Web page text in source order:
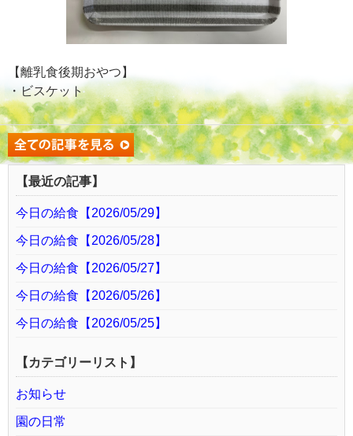
【離乳食後期おやつ】
・ビスケット
【最近の記事】
今日の給食【2026/05/29】
今日の給食【2026/05/28】
今日の給食【2026/05/27】
今日の給食【2026/05/26】
今日の給食【2026/05/25】
【カテゴリーリスト】
お知らせ
園の日常